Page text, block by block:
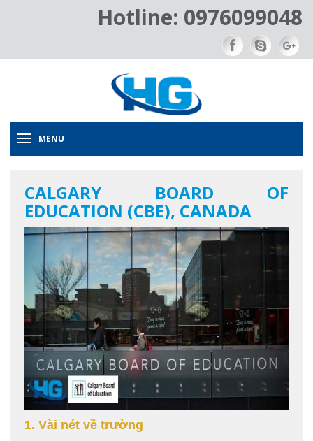
Hotline: 0976099048
MENU
CALGARY BOARD OF
EDUCATION (CBE), CANADA
1. Vài nét về trường